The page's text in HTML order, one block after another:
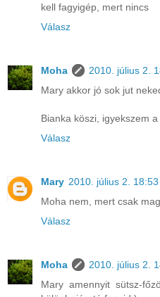
kell fagyigép, mert nincs
Válasz
Moha
2010. július 2.
Mary akkor jó sok jut
Bianka köszi, igyekszem
Válasz
Mary 2010. július 2. 18:53
Moha nem, mert csak
Válasz
Moha
2010. július 2.
Mary amennyit sütsz-